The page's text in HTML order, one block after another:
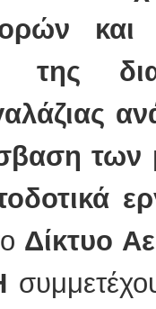
και
της
Δίκτυο